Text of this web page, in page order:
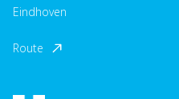
Eindhoven
Route